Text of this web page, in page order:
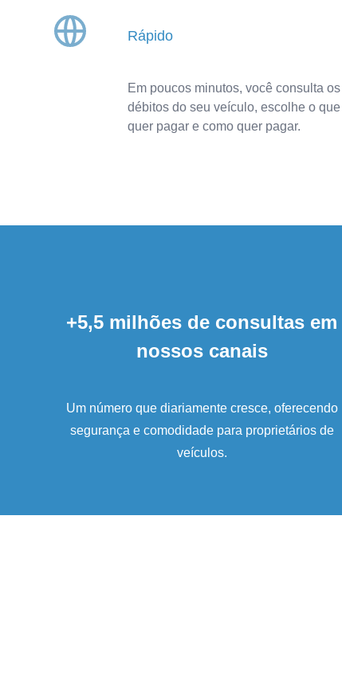
Rápido
Em poucos minutos, você consulta os
débitos do seu veículo, escolhe o que
quer pagar e como quer pagar.
+5,5 milhões de consultas em
nossos canais
Um número que diariamente cresce, oferecendo
segurança e comodidade para proprietários de
veículos.